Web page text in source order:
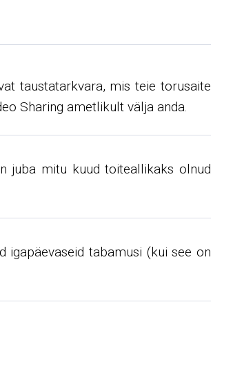
taustatarkvara, mis teie torusaite
Sharing ametlikult välja anda.
juba mitu kuud toiteallikaks olnud
igapäevaseid tabamusi (kui see on